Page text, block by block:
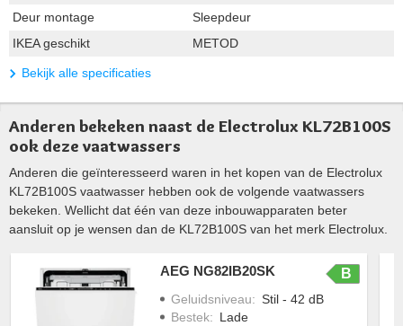
Deur montage
Sleepdeur
IKEA geschikt
METOD
Bekijk alle specificaties
Anderen bekeken naast de Electrolux KL72B100S
ook deze vaatwassers
Anderen die geïnteresseerd waren in het kopen van de Electrolux
KL72B100S vaatwasser hebben ook de volgende vaatwassers
bekeken. Wellicht dat één van deze inbouwapparaten beter
aansluit op je wensen dan de KL72B100S van het merk Electrolux.
AEG NG82IB20SK B
Geluidsniveau: Stil - 42 dB
Bestek: Lade